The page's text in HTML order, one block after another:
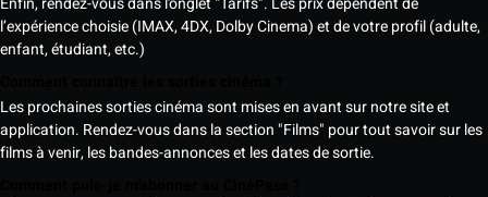
l’expérience choisie (IMAX, 4DX, Dolby Cinema) et de votre profil (adulte,
enfant, étudiant, etc.)
Les prochaines sorties cinéma sont mises en avant sur notre site et
application. Rendez-vous dans la section "Films" pour tout savoir sur les
films à venir, les bandes-annonces et les dates de sortie.